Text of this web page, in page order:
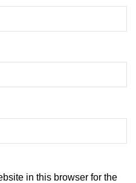
in this browser for the